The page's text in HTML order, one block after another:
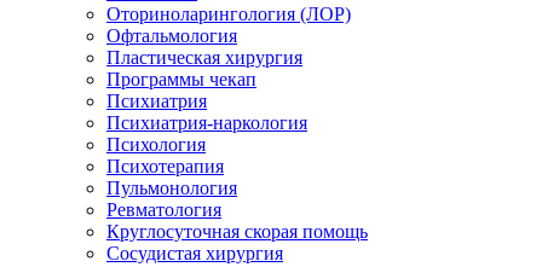
Оториноларингология (ЛОР)
Офтальмология
Пластическая хирургия
Программы чекап
Психиатрия
Психиатрия-наркология
Психология
Психотерапия
Пульмонология
Ревматология
Круглосуточная скорая помощь
Сосудистая хирургия